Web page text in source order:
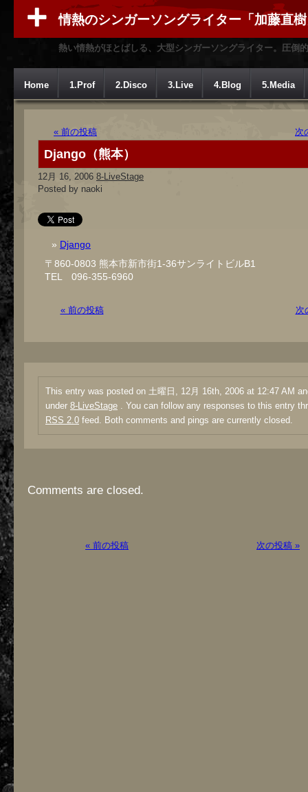
情熱のシンガーソングライター「加藤直
熱い情熱がほとばしる、大型シンガーソングライター。圧倒
Home 1.Prof 2.Disco 3.Live 4.Blog 5.Media
« 前の投稿 次
Django（熊本）
12月 16, 2006 8-LiveStage
Posted by naoki
Django
〒860-0803 熊本市新市街1-36サンライトビルB1
TEL 096-355-6960
« 前の投稿 次
This entry was posted on 土曜日, 12月 16th, 2006 at 12:47 AM
under 8-LiveStage . You can follow any responses to this entry
RSS 2.0 feed. Both comments and pings are currently closed.
Comments are closed.
« 前の投稿 次の投稿 »